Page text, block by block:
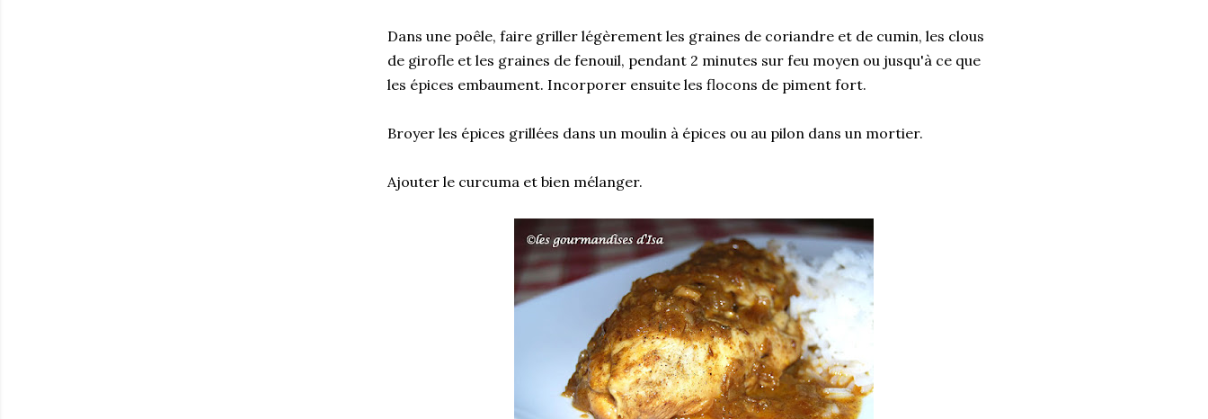
Dans une poêle, faire griller légèrement les graines de coriandre et de cumin, les clous
de girofle et les graines de fenouil, pendant 2 minutes sur feu moyen ou jusqu'à ce que
les épices embaument. Incorporer ensuite les flocons de piment fort.
Broyer les épices grillées dans un moulin à épices ou au pilon dans un mortier.
Ajouter le curcuma et bien mélanger.